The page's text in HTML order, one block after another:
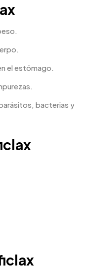
el estómago.
bacterias y